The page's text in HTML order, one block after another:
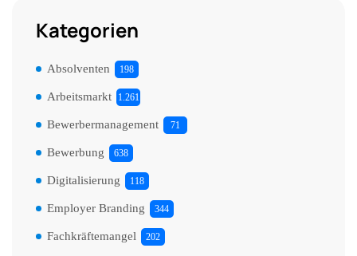
Kategorien
Absolventen 198
Arbeitsmarkt 1.261
Bewerbermanagement 71
Bewerbung 638
Digitalisierung 118
Employer Branding 344
Fachkräftemangel 202